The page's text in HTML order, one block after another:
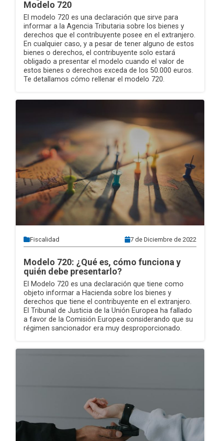
Modelo 720
El modelo 720 es una declaración que sirve para
informar a la Agencia Tributaria sobre los bienes y
derechos que el contribuyente posee en el extranjero.
En cualquier caso, y a pesar de tener alguno de estos
bienes o derechos, el contribuyente solo estará
obligado a presentar el modelo cuando el valor de
estos bienes o derechos exceda de los 50.000 euros.
Te detallamos cómo rellenar el modelo 720.
Fiscalidad 7 de Diciembre de 2022
Modelo 720: ¿Qué es, cómo funciona y
quién debe presentarlo?
El Modelo 720 es una declaración que tiene como
objeto informar a Hacienda sobre los bienes y
derechos que tiene el contribuyente en el extranjero.
El Tribunal de Justicia de la Unión Europea ha fallado
a favor de la Comisión Europea considerando que su
régimen sancionador era muy desproporcionado.